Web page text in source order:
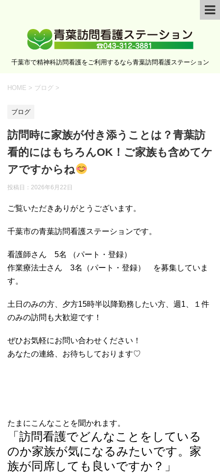
千葉市で精神科訪問看護をご利用するなら青葉訪問看護ステーション
HOME > ブログ >
ブログ
訪問時に家族が付き添うことは？青葉訪
看的にはもちろんOK！ご家族も含めてケ
アですからね
投稿日： 2026年6月22日
ご覧いただきありがとうございます。
千葉市の青葉訪問看護ステーションです。
看護師さん 5名 （パート・登録）
作業療法士さん 3名（パート・登録） を募集していま
す。
土日のみの方、夕方15時半以降勤務したい方、週1、１件
のみの訪問も大歓迎です！
ぜひお気軽にお問い合わせください！
あなたの連絡、お待ちしております♡
たまにこんなことを聞かれます。
「訪問看護でどんなことをしている
のか家族が気になるみたいです。家
族が同席しても良いですか？」